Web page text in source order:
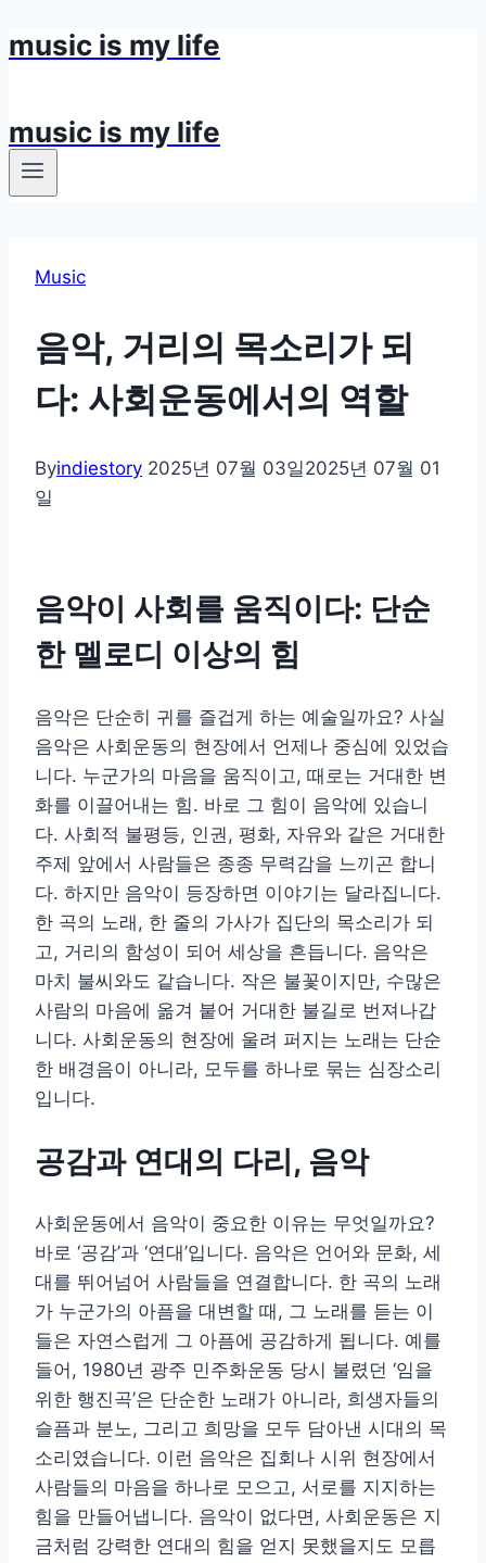
Skip
music is my life
music is my life
Music
음악, 거리의 목소리가 되
다: 사회운동에서의 역할
Byindiestory 2025년 07월 03일2025년 07월 01
일
음악이 사회를 움직이다: 단순
한 멜로디 이상의 힘
음악은 단순히 귀를 즐겁게 하는 예술일까요? 사실
음악은 사회운동의 현장에서 언제나 중심에 있었습
니다. 누군가의 마음을 움직이고, 때로는 거대한 변
화를 이끌어내는 힘. 바로 그 힘이 음악에 있습니
다. 사회적 불평등, 인권, 평화, 자유와 같은 거대한
주제 앞에서 사람들은 종종 무력감을 느끼곤 합니
다. 하지만 음악이 등장하면 이야기는 달라집니다.
한 곡의 노래, 한 줄의 가사가 집단의 목소리가 되
고, 거리의 함성이 되어 세상을 흔듭니다. 음악은
마치 불씨와도 같습니다. 작은 불꽃이지만, 수많은
사람의 마음에 옮겨 붙어 거대한 불길로 번져나갑
니다. 사회운동의 현장에 울려 퍼지는 노래는 단순
한 배경음이 아니라, 모두를 하나로 묶는 심장소리
입니다.
공감과 연대의 다리, 음악
사회운동에서 음악이 중요한 이유는 무엇일까요?
바로 ‘공감’과 ‘연대’입니다. 음악은 언어와 문화, 세
대를 뛰어넘어 사람들을 연결합니다. 한 곡의 노래
가 누군가의 아픔을 대변할 때, 그 노래를 듣는 이
들은 자연스럽게 그 아픔에 공감하게 됩니다. 예를
들어, 1980년 광주 민주화운동 당시 불렸던 ‘임을
위한 행진곡’은 단순한 노래가 아니라, 희생자들의
슬픔과 분노, 그리고 희망을 모두 담아낸 시대의 목
소리였습니다. 이런 음악은 집회나 시위 현장에서
사람들의 마음을 하나로 모으고, 서로를 지지하는
힘을 만들어냅니다. 음악이 없다면, 사회운동은 지
금처럼 강력한 연대의 힘을 얻지 못했을지도 모릅